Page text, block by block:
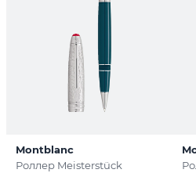
Montblanc
Роллер Meisterstück